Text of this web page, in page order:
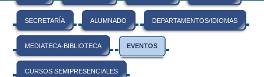
SECRETARÍA ALUMNADO DEPARTAMENTOS/IDIOMAS
MEDIATECA-BIBLIOTECA EVENTOS
CURSOS SEMIPRESENCIALES